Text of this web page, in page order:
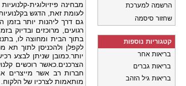
מבחינה פיזיולוגית-
לעומת זאת, הדגש
גם דרך ליהנות יותר
בתוך הבית ומחוצה לו,
לקפלן ולהכניסן לתוך תא
יותר.כמובן שניתן לבצע
הצרכנים.כאשר רוכשים
חברות רב אשר מייצרים
מותאמות לצרכיו של הלקוח.
הרשמה למערכת
שחזור סיסמה
קטגוריות נוספות
בריאות אחר
בריאות גברים
בריאות גיל הזהב